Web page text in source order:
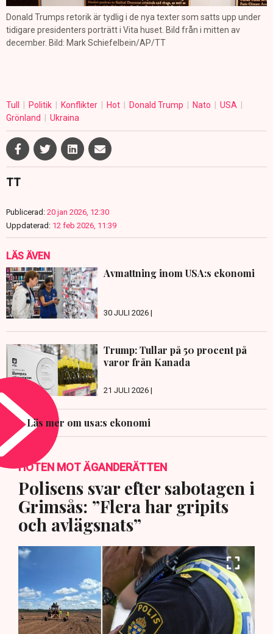
Donald Trumps retorik är tydlig i de nya texter som satts upp under
tidigare presidenters porträtt i Vita huset. Bild från i mitten av
december. Bild: Mark Schiefelbein/AP/TT
Tull Politik Konflikter Hot Donald Trump Nato
USA
Grönland
Ukraina
TT
Publicerad: 20 jan 2026, 12:30
Uppdaterad: 12 feb 2026, 11:39
LÄS ÄVEN
Avmattning inom USA:s ekonomi
30 JULI 2026 |
Trump: Tullar på 50 procent på
varor från Kanada
21 JULI 2026 |
Läs mer om usa:s ekonomi
HOTEN MOT ÄGANDERÄTTEN
Polisens svar efter sabotagen i
Grimsås: ”Flera har gripits
och avlägsnats”